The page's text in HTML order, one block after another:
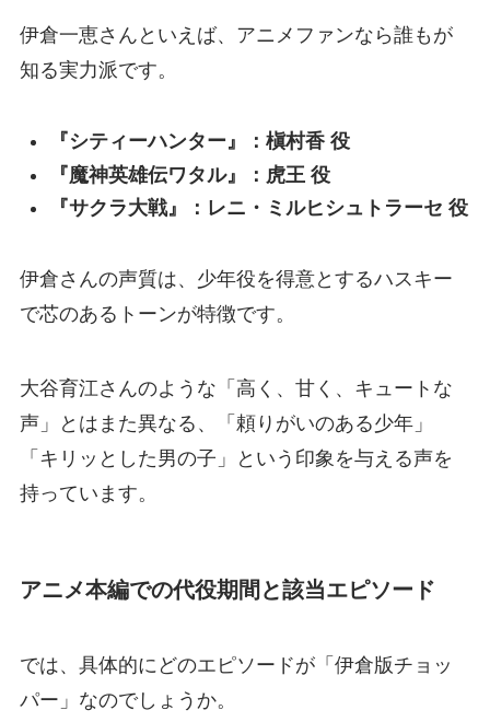
伊倉一恵さんといえば、アニメファンなら誰もが
知る実力派です。
『シティーハンター』：槇村香 役
『魔神英雄伝ワタル』：虎王 役
『サクラ大戦』：レニ・ミルヒシュトラーセ 役
伊倉さんの声質は、少年役を得意とするハスキー
で芯のあるトーンが特徴です。
大谷育江さんのような「高く、甘く、キュートな
声」とはまた異なる、「頼りがいのある少年」
「キリッとした男の子」という印象を与える声を
持っています。
アニメ本編での代役期間と該当エピソード
では、具体的にどのエピソードが「伊倉版チョッ
パー」なのでしょうか。